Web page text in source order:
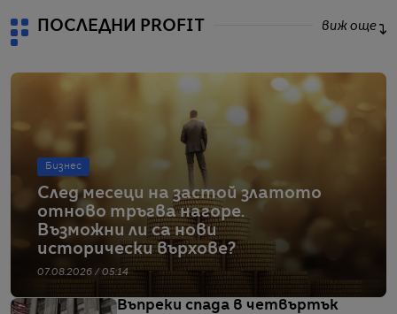
ПОСЛЕДНИ PROFIT виж още
Бизнес
След месеци на застой златото
отново тръгва нагоре.
Възможни ли са нови
исторически върхове?
07.08.2026 / 05:14
Въпреки спада в четвъртък